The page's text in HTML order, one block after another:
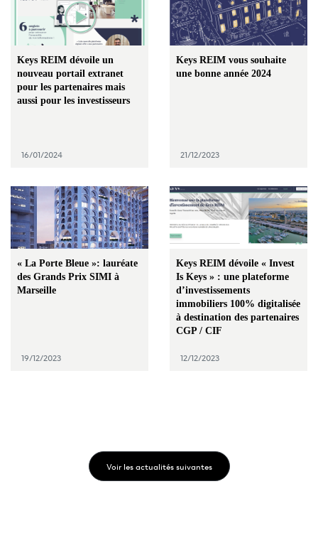
Keys REIM dévoile un
nouveau portail extranet
pour les partenaires mais
aussi pour les investisseurs
16/01/2024
Keys REIM vous souhaite
une bonne année 2024
21/12/2023
« La Porte Bleue »: lauréate
des Grands Prix SIMI à
Marseille
19/12/2023
Keys REIM dévoile « Invest
Is Keys » : une plateforme
d’investissements
immobiliers 100% digitalisée
à destination des partenaires
CGP / CIF
12/12/2023
Voir les actualités suivantes